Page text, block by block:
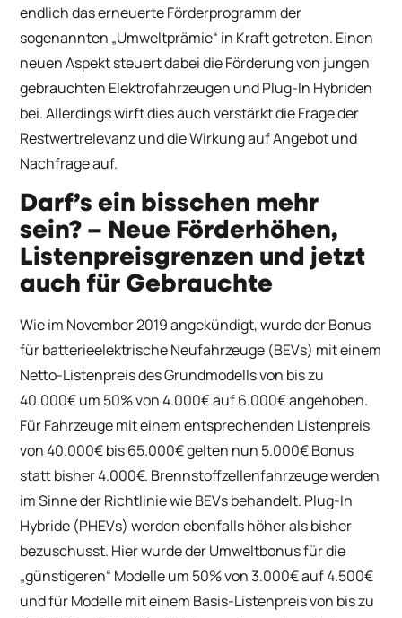
endlich das erneuerte Förderprogramm der
sogenannten „Umweltprämie“ in Kraft getreten. Einen
neuen Aspekt steuert dabei die Förderung von jungen
gebrauchten Elektrofahrzeugen und Plug-In Hybriden
bei. Allerdings wirft dies auch verstärkt die Frage der
Restwertrelevanz und die Wirkung auf Angebot und
Nachfrage auf.
Darf’s ein bisschen mehr
sein? – Neue Förderhöhen,
Listenpreisgrenzen und jetzt
auch für Gebrauchte
Wie im November 2019 angekündigt, wurde der Bonus
für batterieelektrische Neufahrzeuge (BEVs) mit einem
Netto-Listenpreis des Grundmodells von bis zu
40.000€ um 50% von 4.000€ auf 6.000€ angehoben.
Für Fahrzeuge mit einem entsprechenden Listenpreis
von 40.000€ bis 65.000€ gelten nun 5.000€ Bonus
statt bisher 4.000€. Brennstoffzellenfahrzeuge werden
im Sinne der Richtlinie wie BEVs behandelt. Plug-In
Hybride (PHEVs) werden ebenfalls höher als bisher
bezuschusst. Hier wurde der Umweltbonus für die
„günstigeren“ Modelle um 50% von 3.000€ auf 4.500€
und für Modelle mit einem Basis-Listenpreis von bis zu